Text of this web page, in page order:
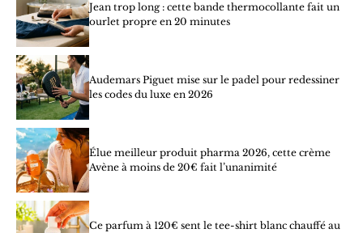
Jean trop long : cette bande thermocollante fait un
ourlet propre en 20 minutes
Audemars Piguet mise sur le padel pour redessiner
les codes du luxe en 2026
Élue meilleur produit pharma 2026, cette crème
Avène à moins de 20€ fait l’unanimité
Ce parfum à 120€ sent le tee-shirt blanc chauffé au